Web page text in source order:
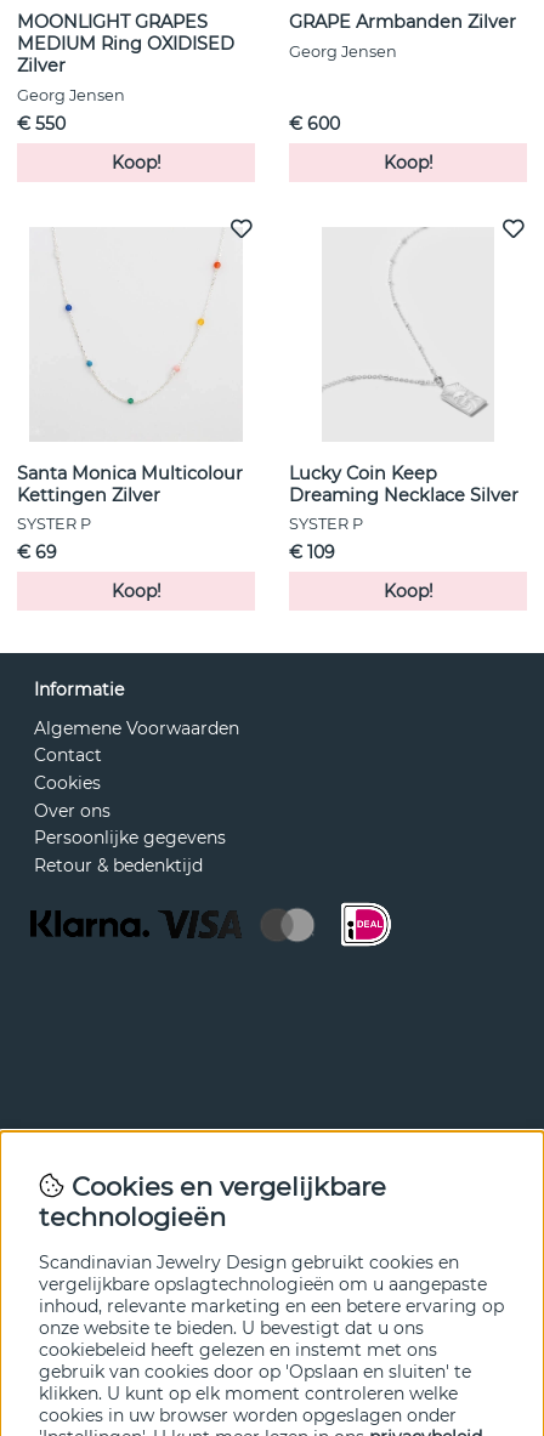
MOONLIGHT GRAPES
MEDIUM Ring OXIDISED
Zilver
Georg Jensen
€ 550
Koop!
GRAPE Armbanden Zilver
Georg Jensen
€ 600
Koop!
Santa Monica Multicolour
Kettingen Zilver
SYSTER P
€ 69
Koop!
Lucky Coin Keep
Dreaming Necklace Silver
SYSTER P
€ 109
Koop!
Informatie
Algemene Voorwaarden
Contact
Cookies
Over ons
Persoonlijke gegevens
Retour & bedenktijd
Met onze nieuwsbrief ben je als eerste op de hoogte van
nieuws en aanbiedingen. Meld je hieronder aan.
VERZENDEN
Cookies en vergelijkbare
technologieën
Scandinavian Jewelry Design gebruikt cookies en
vergelijkbare opslagtechnologieën om u aangepaste
inhoud, relevante marketing en een betere ervaring op
onze website te bieden. U bevestigt dat u ons
cookiebeleid heeft gelezen en instemt met ons
gebruik van cookies door op 'Opslaan en sluiten' te
klikken. U kunt op elk moment controleren welke
cookies in uw browser worden opgeslagen onder